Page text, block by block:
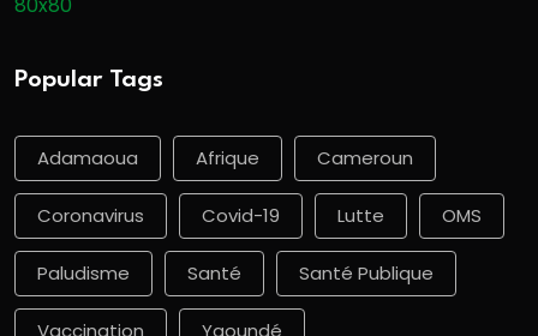
Popular Tags
Adamaoua Afrique Cameroun
Coronavirus Covid-19 Lutte OMS
Paludisme Santé Santé Publique
Vaccination Yaoundé